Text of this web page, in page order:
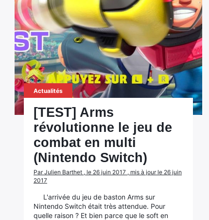
Actualités
[TEST] Arms
révolutionne le jeu de
combat en multi
(Nintendo Switch)
Par Julien Barthet , le 26 juin 2017 , mis à jour le 26 juin
2017
L'arrivée du jeu de baston Arms sur
Nintendo Switch était très attendue. Pour
quelle raison ? Et bien parce que le soft en